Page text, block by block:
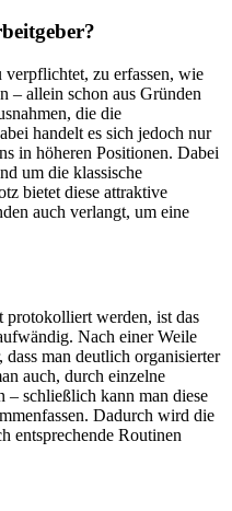
zu erfassen, wie
– allein schon aus Gründen
die die
handelt es sich jedoch nur
in höheren Positionen. Dabei
um die klassische
bietet diese attraktive
auch verlangt, um eine
protokolliert werden, ist das
Nach einer Weile
man deutlich organisierter
auch, durch einzelne
schließlich kann man diese
Dadurch wird die
entsprechende Routinen